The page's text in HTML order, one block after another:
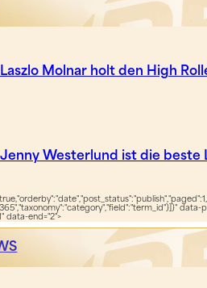
Molnar holt den High
Jenny Westerlund ist die beste
data-
data-end="2">